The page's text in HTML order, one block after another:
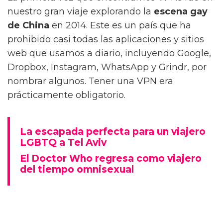
nuestro gran viaje explorando la escena gay
de China en 2014. Este es un país que ha
prohibido casi todas las aplicaciones y sitios
web que usamos a diario, incluyendo Google,
Dropbox, Instagram, WhatsApp y Grindr, por
nombrar algunos. Tener una VPN era
prácticamente obligatorio.
La escapada perfecta para un viajero
LGBTQ a Tel Aviv
El Doctor Who regresa como viajero
del tiempo omnisexual